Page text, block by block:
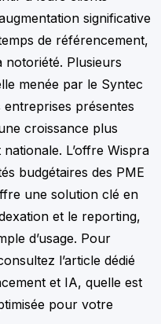
significative
de référencement,
notoriété. Plusieurs
menée par le Syntec
présentes
croissance plus
L’offre Wispra
budgétaires des PME
une solution clé en
et le reporting,
d’usage. Pour
l’article dédié
et IA, quelle est
pour votre